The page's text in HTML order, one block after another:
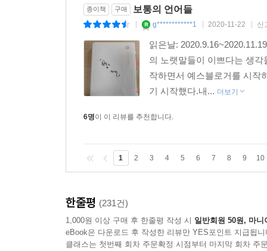
종이책 구매 보통의 언어들
g************1 2020-11-22 신
읽은날:
의 노랫말들이 이쁘다는 생
작하면서 예스블로거를 시작
기 시작했다.내... 더보기
6명이 이 리뷰를 추천합니다.
1 2 3 4 5 6 7 8 9 10
한줄평 (231건)
1,000원 이상 구매 후 한줄평 작성 시 일반회원 50원, 마니
eBook은 다운로드 후 작성한 리뷰만 YES포인트 지급됩니
클래스는 첫번째 회차 주문확정 시점부터 마지막 회차 주